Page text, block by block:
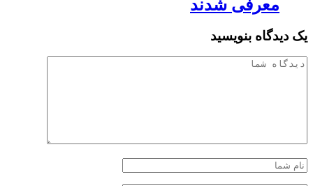
معرفی شدند
یک دیدگاه بنویسید